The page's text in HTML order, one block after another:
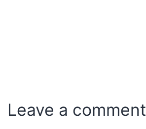
Leave a comment